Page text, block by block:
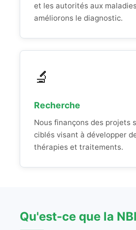
et les autorités aux
améliorons le diagnostic.
🔬
Recherche
Nous finançons des projets
ciblés visant à développer
thérapies et traitements.
Qu'est-ce que la